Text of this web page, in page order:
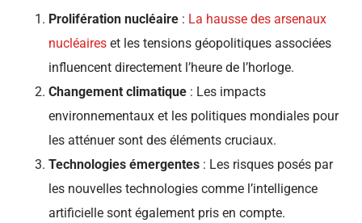
Prolifération nucléaire : La hausse des arsenaux
nucléaires et les tensions géopolitiques associées
influencent directement l’heure de l’horloge.
Changement climatique : Les impacts
environnementaux et les politiques mondiales pour
les atténuer sont des éléments cruciaux.
Technologies émergentes : Les risques posés par
les nouvelles technologies comme l’intelligence
artificielle sont également pris en compte.